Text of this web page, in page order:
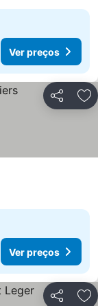
Ver preços
Partilhar
Ver preços
Partilhar